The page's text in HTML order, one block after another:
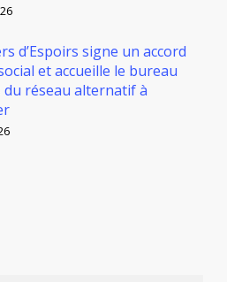
d’Espoirs signe un accord
et accueille le bureau
du réseau alternatif à